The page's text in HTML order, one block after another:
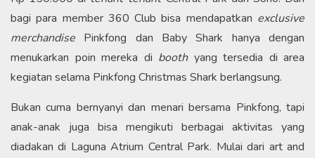
bagi para member 360 Club bisa mendapatkan exclusive
merchandise Pinkfong dan Baby Shark hanya dengan
menukarkan poin mereka di booth yang tersedia di area
kegiatan selama Pinkfong Christmas Shark berlangsung.
Bukan cuma bernyanyi dan menari bersama Pinkfong, tapi
anak-anak juga bisa mengikuti berbagai aktivitas yang
diadakan di Laguna Atrium Central Park. Mulai dari art and